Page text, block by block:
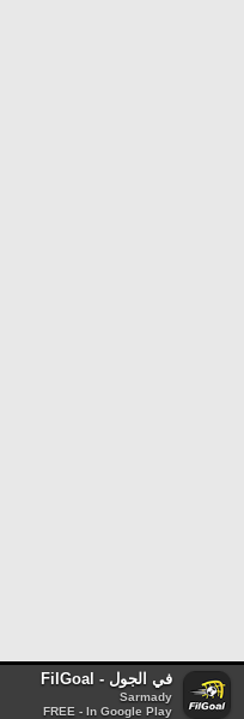
في الجول - FilGoal
Sarmady
FREE - In Google Play